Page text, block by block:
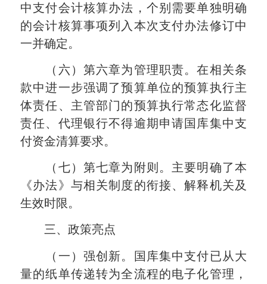
中支付会计核算办法，个别需要单独明确
的会计核算事项列入本次支付办法修订中
一并确定。
（六）第六章为管理职责。在相关条
款中进一步强调了预算单位的预算执行主
体责任、主管部门的预算执行常态化监督
责任、代理银行不得逾期申请国库集中支
付资金清算要求。
（七）第七章为附则。主要明确了本
《办法》与相关制度的衔接、解释机关及
生效时限。
三、政策亮点
（一）强创新。国库集中支付已从大
量的纸单传递转为全流程的电子化管理，